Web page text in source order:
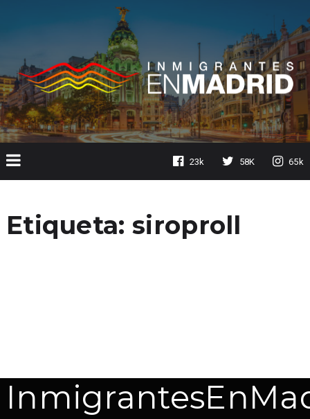
23k 58K 65k
Etiqueta: siroproll